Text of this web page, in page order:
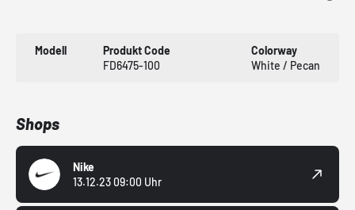
Modell
Produkt Code
FD6475-100
Colorway
White / Pecan
Shops
Nike
13.12.23 09:00 Uhr